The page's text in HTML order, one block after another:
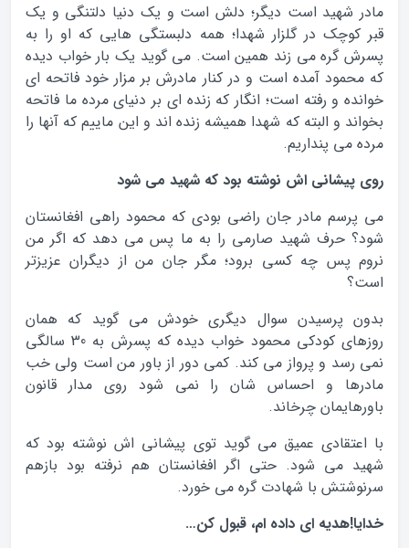
مادر شهید است دیگر؛ دلش است و یک دنیا دلتنگی و یک
قبر کوچک در گلزار شهدا؛ همه دلبستگی هایی که او را به
پسرش گره می زند همین است. می گوید یک بار خواب دیده
که محمود آمده است و در کنار مادرش بر مزار خود فاتحه ای
خوانده و رفته است؛ انگار که زنده ای بر دنیای مرده ما فاتحه
بخواند و البته که شهدا همیشه زنده اند و این ماییم که آنها را
مرده می پنداریم.
روی پیشانی اش نوشته بود که شهید می شود
می پرسم مادر جان راضی بودی که محمود راهی افغانستان
شود؟ حرف شهید صارمی را به ما پس می دهد که اگر من
نروم پس چه کسی برود؛ مگر جان من از دیگران عزیزتر
است؟
بدون پرسیدن سوال دیگری خودش می گوید که همان
روزهای کودکی محمود خواب دیده که پسرش به 30 سالگی
نمی رسد و پرواز می کند. کمی دور از باور من است ولی خب
مادرها و احساس شان را نمی شود روی مدار قانون
باورهایمان چرخاند.
با اعتقادی عمیق می گوید توی پیشانی اش نوشته بود که
شهید می شود. حتی اگر افغانستان هم نرفته بود بازهم
سرنوشتش با شهادت گره می خورد.
خدایا!هدیه ای داده ام، قبول کن…